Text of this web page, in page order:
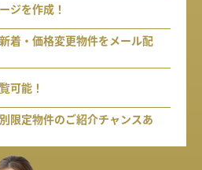
ジを作成！
着・価格変更物件をメール配
可能！
限定物件のご紹介チャンスあ